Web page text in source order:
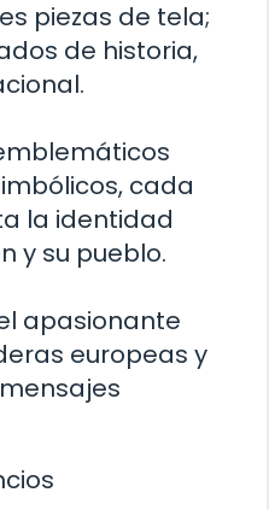
piezas de tela;
de historia,
cada
la identidad
y su pueblo.
apasionante
europeas y